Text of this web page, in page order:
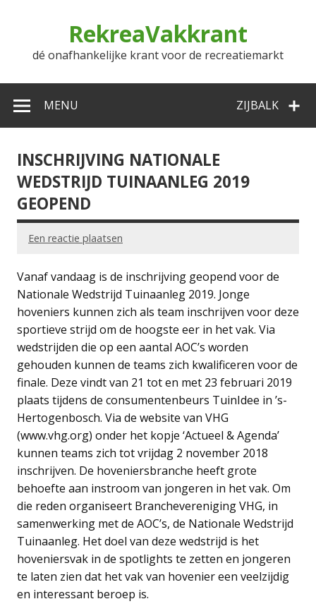
RekreaVakkrant
dé onafhankelijke krant voor de recreatiemarkt
ZIJBALK
MENU
INSCHRIJVING NATIONALE
WEDSTRIJD TUINAANLEG 2019
GEOPEND
Een reactie plaatsen
Vanaf vandaag is de inschrijving geopend voor de
Nationale Wedstrijd Tuinaanleg 2019. Jonge
hoveniers kunnen zich als team inschrijven voor deze
sportieve strijd om de hoogste eer in het vak. Via
wedstrijden die op een aantal AOC’s worden
gehouden kunnen de teams zich kwalificeren voor de
finale. Deze vindt van 21 tot en met 23 februari 2019
plaats tijdens de consumentenbeurs TuinIdee in ’s-
Hertogenbosch. Via de website van VHG
(www.vhg.org) onder het kopje ‘Actueel & Agenda’
kunnen teams zich tot vrijdag 2 november 2018
inschrijven. De hoveniersbranche heeft grote
behoefte aan instroom van jongeren in het vak. Om
die reden organiseert Branchevereniging VHG, in
samenwerking met de AOC’s, de Nationale Wedstrijd
Tuinaanleg. Het doel van deze wedstrijd is het
hoveniersvak in de spotlights te zetten en jongeren
te laten zien dat het vak van hovenier een veelzijdig
en interessant beroep is.